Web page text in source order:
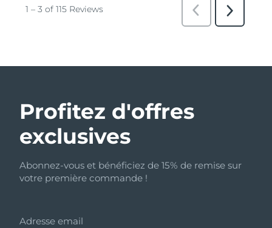
Profitez d'offres
exclusives
Abonnez-vous et bénéficiez de 15% de remise sur
votre première commande !
Adresse email